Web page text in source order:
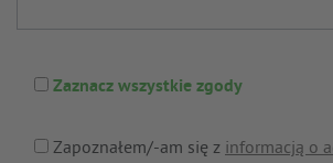
Zaznacz wszystkie zgody
Zapoznałem/-am się z informacją o